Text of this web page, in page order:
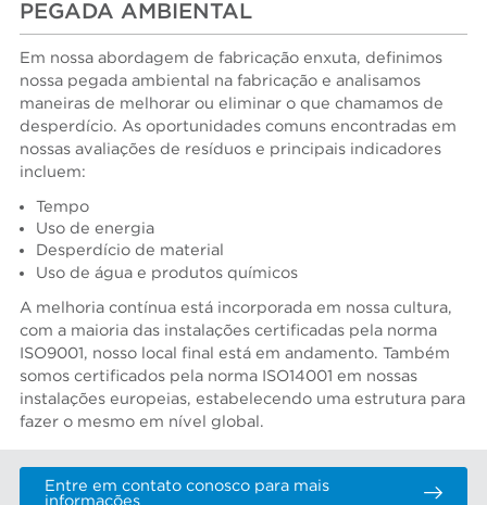
PEGADA AMBIENTAL
Em nossa abordagem de fabricação enxuta, definimos
nossa pegada ambiental na fabricação e analisamos
maneiras de melhorar ou eliminar o que chamamos de
desperdício. As oportunidades comuns encontradas em
nossas avaliações de resíduos e principais indicadores
incluem:
Tempo
Uso de energia
Desperdício de material
Uso de água e produtos químicos
A melhoria contínua está incorporada em nossa cultura,
com a maioria das instalações certificadas pela norma
ISO9001, nosso local final está em andamento. Também
somos certificados pela norma ISO14001 em nossas
instalações europeias, estabelecendo uma estrutura para
fazer o mesmo em nível global.
Entre em contato conosco para mais
informações